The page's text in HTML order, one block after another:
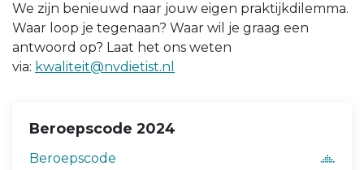
We zijn benieuwd naar jouw eigen praktijkdilemma.
Waar loop je tegenaan? Waar wil je graag een
antwoord op? Laat het ons weten
via: kwaliteit@nvdietist.nl
Beroepscode 2024
Beroepscode